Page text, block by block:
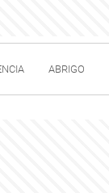
ABRIGO